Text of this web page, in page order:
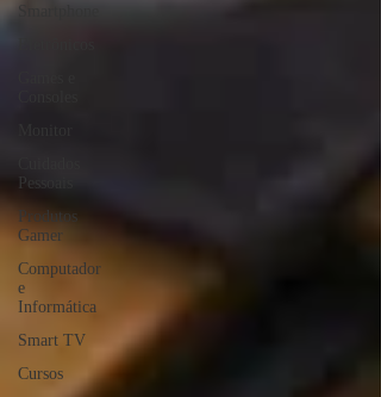
Pessoais
Produtos
Gamer
Computador
e
Informática
Smart TV
Cursos